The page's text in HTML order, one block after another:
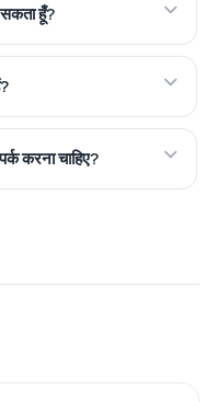
हूँ?
करना चाहिए?